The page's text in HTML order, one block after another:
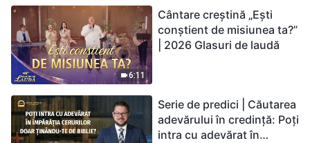
6:11
Cântare creștină „Ești
conștient de misiunea ta?”
| 2026 Glasuri de laudă
Serie de predici | Căutarea
adevărului în credință: Poți
intra cu adevărat în